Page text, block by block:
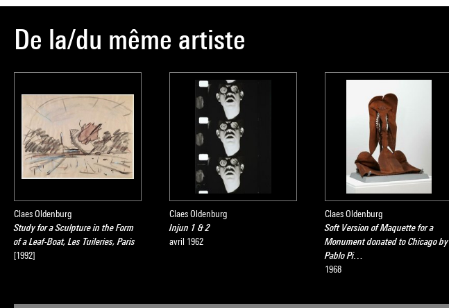
De la/du même artiste
Claes Oldenburg
Study for a Sculpture in the Form
of a Leaf-Boat, Les Tuileries, Paris
[1992]
Claes Oldenburg
Injun 1 & 2
avril 1962
Claes Oldenburg
Soft Version of Maquette for a
Monument donated to Chicago by
Pablo Pi…
1968